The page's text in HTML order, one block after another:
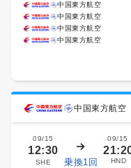
中国東方航空
中国東方航空
中国東方航空
中国東方航空
中国東方航空
09/15
12:30
SHE 乗換1回
09/15
HND